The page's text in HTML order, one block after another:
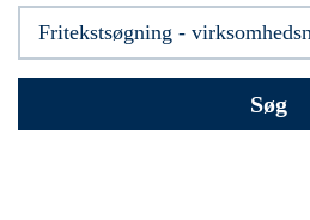
Søg